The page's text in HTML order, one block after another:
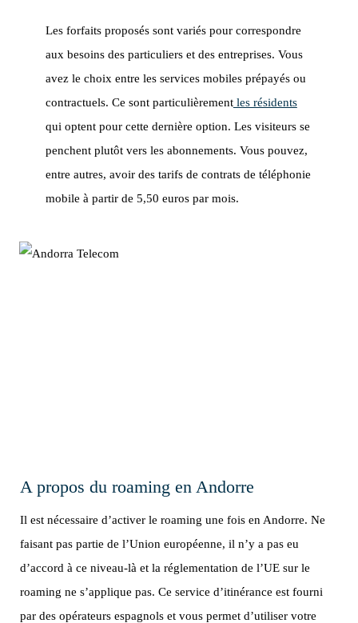
Les forfaits proposés sont variés pour correspondre
aux besoins des particuliers et des entreprises. Vous
avez le choix entre les services mobiles prépayés ou
contractuels. Ce sont particulièrementles résidents
qui optent pour cette dernière option. Les visiteurs se
penchent plutôt vers les abonnements. Vous pouvez,
entre autres, avoir des tarifs de contrats de téléphonie
mobile à partir de 5,50 euros par mois.
A propos du roaming en Andorre
Il est nécessaire d’activer le roaming une fois en Andorre. Ne
faisant pas partie de l’Union européenne, il n’y a pas eu
d’accord à ce niveau-là et la réglementation de l’UE sur le
roaming ne s’applique pas. Ce service d’itinérance est fourni
par des opérateurs espagnols et vous permet d’utiliser votre